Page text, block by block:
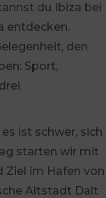
du Ibiza bei
entdecken.
den
Sport,
ist schwer, sich
starten wir mit
Ziel im Hafen von
Altstadt Dalt